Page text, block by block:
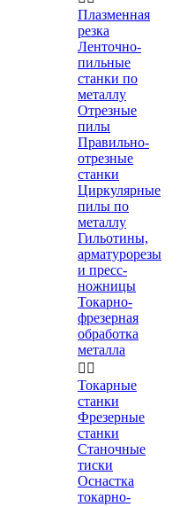
Плазменная
резка
Ленточно-
пильные
станки по
металлу
Отрезные
пилы
Правильно-
отрезные
станки
Циркулярные
пилы по
металлу
Гильотины,
арматурорезы
и пресс-
ножницы
Токарно-
фрезерная
обработка
металла
 
Токарные
станки
Фрезерные
станки
Станочные
тиски
Оснастка
токарно-